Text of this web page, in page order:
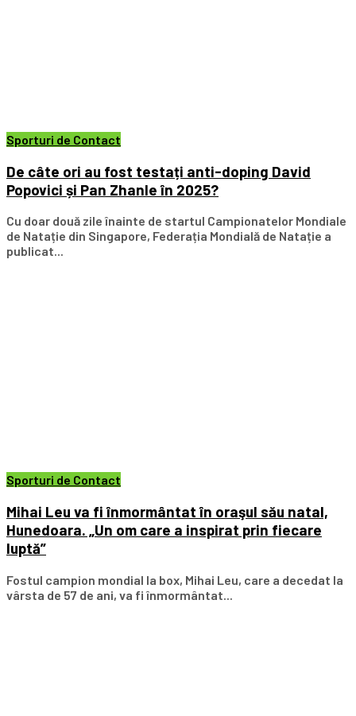
Sporturi de Contact
De câte ori au fost testați anti-doping David
Popovici și Pan Zhanle în 2025?
Cu doar două zile înainte de startul Campionatelor Mondiale
de Natație din Singapore, Federația Mondială de Natație a
publicat...
Sporturi de Contact
Mihai Leu va fi înmormântat în oraşul său natal,
Hunedoara. „Un om care a inspirat prin fiecare
luptă”
Fostul campion mondial la box, Mihai Leu, care a decedat la
vârsta de 57 de ani, va fi înmormântat...